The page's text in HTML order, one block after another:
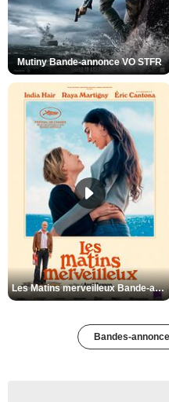
Mutiny Bande-annonce VO STFR
Les Matins merveilleux Bande-annonce VF
Bandes-